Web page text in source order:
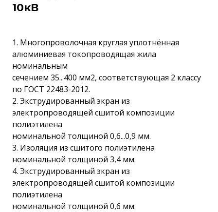
10кВ
1. Многопроволочная круглая уплотнённая
алюминиевая токопроводящая жила
номинальным
сечением 35...400 мм2, соответствующая 2 классу
по ГОСТ 22483-2012.
2. Экструдированный экран из
электропроводящей сшитой композиции
полиэтилена
номинальной толщиной 0,6...0,9 мм.
3. Изоляция из сшитого полиэтилена
номинальной толщиной 3,4 мм.
4. Экструдированный экран из
электропроводящей сшитой композиции
полиэтилена
номинальной толщиной 0,6 мм.